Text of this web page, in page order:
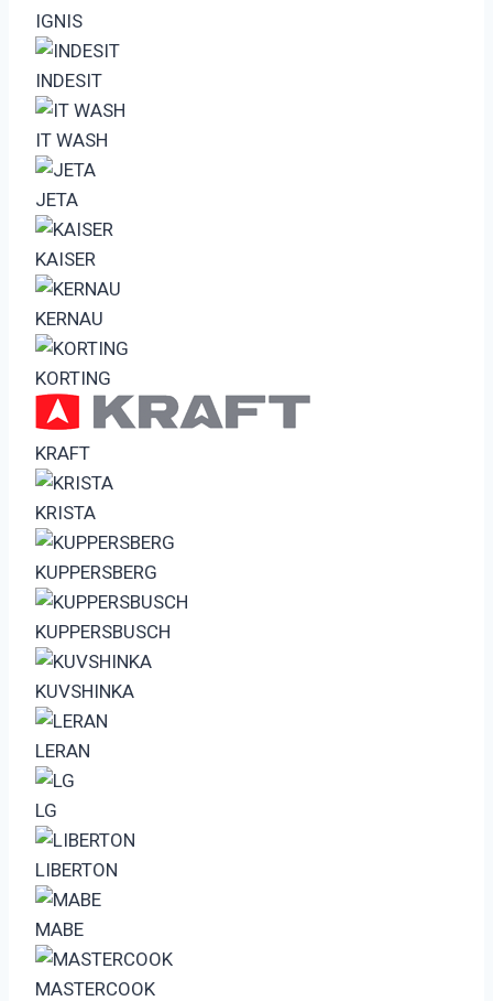
IGNIS
INDESIT
IT WASH
JETA
KAISER
KERNAU
KORTING
KRAFT
KRISTA
KUPPERSBERG
KUPPERSBUSCH
KUVSHINKA
LERAN
LG
LIBERTON
MABE
MASTERCOOK